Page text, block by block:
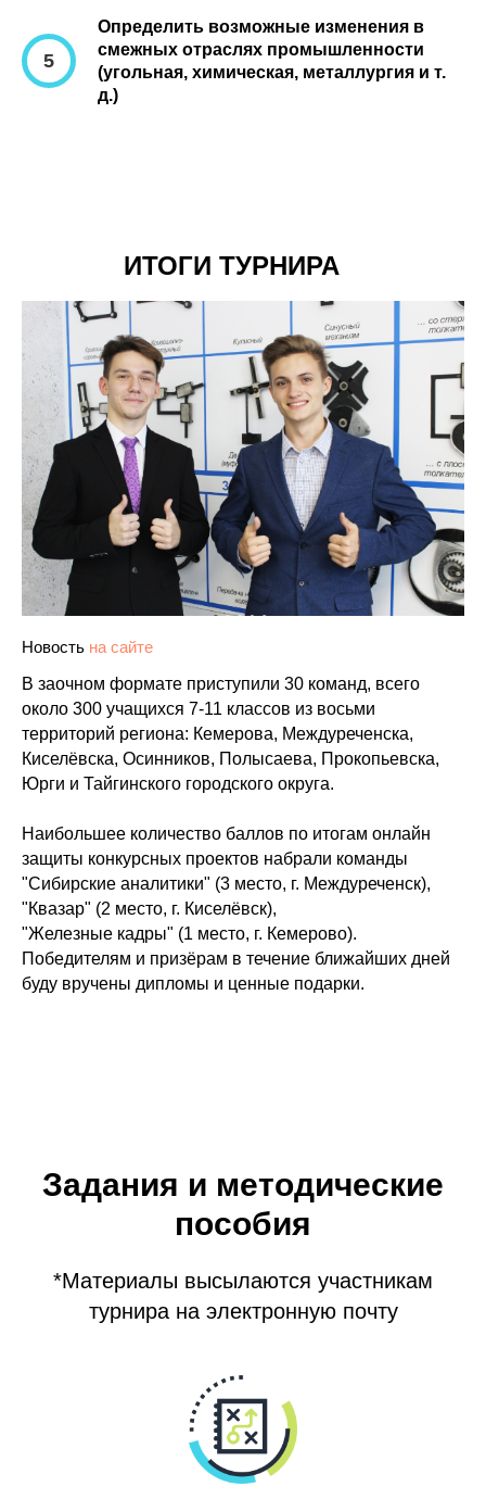
Определить возможные изменения в
смежных отраслях промышленности
(угольная, химическая, металлургия и т.
д.)
ИТОГИ ТУРНИРА
Новость на сайте
В заочном формате приступили 30 команд, всего
около 300 учащихся 7-11 классов из восьми
территорий региона: Кемерова, Междуреченска,
Киселёвска, Осинников, Полысаева, Прокопьевска,
Юрги и Тайгинского городского округа.
Наибольшее количество баллов по итогам онлайн
защиты конкурсных проектов набрали команды
"Сибирские аналитики" (3 место, г. Междуреченск),
"Квазар" (2 место, г. Киселёвск),
"Железные кадры" (1 место, г. Кемерово).
Победителям и призёрам в течение ближайших дней
буду вручены дипломы и ценные подарки.
Задания и методические
пособия
*Материалы высылаются участникам
турнира на электронную почту